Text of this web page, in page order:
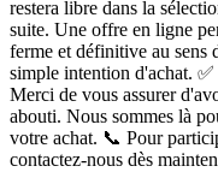
restera libre dans la
suite. Une offre en ligne
ferme et définitive au sens
simple intention d'achat.
Merci de vous assurer
abouti. Nous sommes là
votre achat. 📞 Pour
contactez-nous dès